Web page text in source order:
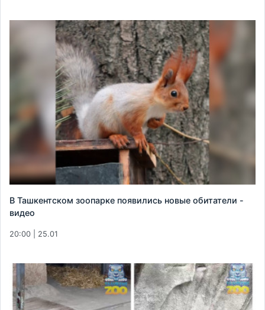
В Ташкентском зоопарке появились новые обитатели -
видео
20:00 | 25.01